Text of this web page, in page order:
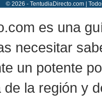
© 2026 - TentudiaDirecto.com |
es una
necesitar
un potente
la región y